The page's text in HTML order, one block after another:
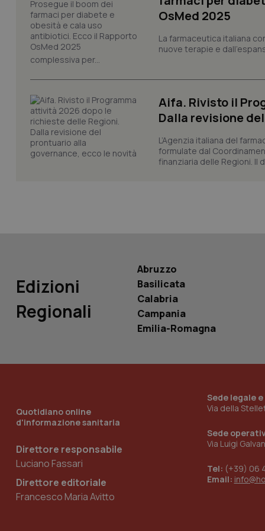
OsMed 2025
La farmaceutica italiana
nuove terapie e
complessiva per...
Aifa. Rivisto il
Dalla revisione
L’Agenzia italiana del
formulate dal
finanziaria delle Regioni. Il
Edizioni
Regionali
Abruzzo
Basilicata
Calabria
Campania
Emilia-Romagna
Quotidiano online
d'informazione sanitaria
Direttore responsabile
Luciano Fassari
Direttore editoriale
Francesco Maria Avitto
Sede legale
Via della
Sede
Via Luigi
Tel: (+39) 06
Email:
tracking-sites-
tracking-enable
session-id
_ga
_ga_0VMQEQKQ1N
VISITOR_INFO1_LIVE
__Secure-YNID